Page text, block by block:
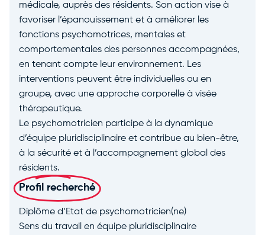
médicale, auprès des résidents. Son action vise à
favoriser l’épanouissement et à améliorer les
fonctions psychomotrices, mentales et
comportementales des personnes accompagnées,
en tenant compte leur environnement. Les
interventions peuvent être individuelles ou en
groupe, avec une approche corporelle à visée
thérapeutique.
Le psychomotricien participe à la dynamique
d’équipe pluridisciplinaire et contribue au bien-être,
à la sécurité et à l’accompagnement global des
résidents.
Profil recherché
Diplôme d’Etat de psychomotricien(ne)
Sens du travail en équipe pluridisciplinaire